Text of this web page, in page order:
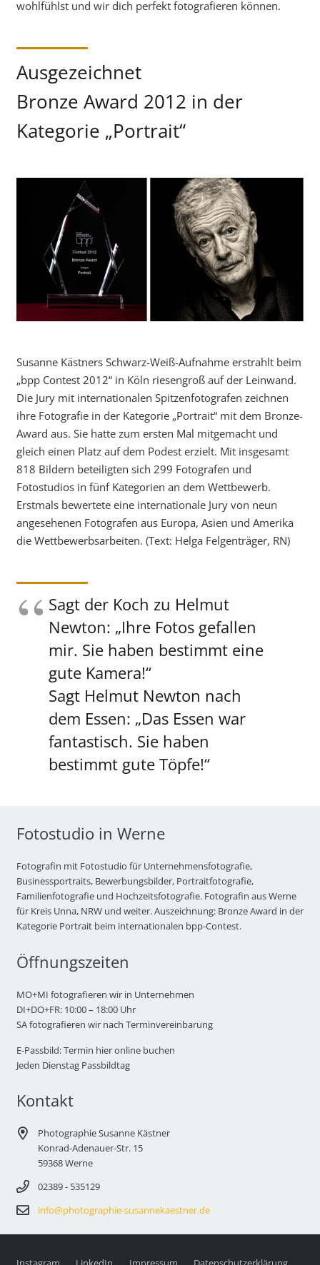
wohlfühlst und wir dich perfekt fotografieren können.
Ausgezeichnet
Bronze Award 2012 in der
Kategorie „Portrait“
Susanne Kästners Schwarz-Weiß-Aufnahme erstrahlt beim
„bpp Contest 2012“ in Köln riesengroß auf der Leinwand.
Die Jury mit internationalen Spitzenfotografen zeichnen
ihre Fotografie in der Kategorie „Portrait“ mit dem Bronze-
Award aus. Sie hatte zum ersten Mal mitgemacht und
gleich einen Platz auf dem Podest erzielt. Mit insgesamt
818 Bildern beteiligten sich 299 Fotografen und
Fotostudios in fünf Kategorien an dem Wettbewerb.
Erstmals bewertete eine internationale Jury von neun
angesehenen Fotografen aus Europa, Asien und Amerika
die Wettbewerbsarbeiten. (Text: Helga Felgenträger, RN)
Sagt der Koch zu Helmut
Newton: „Ihre Fotos gefallen
mir. Sie haben bestimmt eine
gute Kamera!“
Sagt Helmut Newton nach
dem Essen: „Das Essen war
fantastisch. Sie haben
bestimmt gute Töpfe!“
Fotostudio in Werne
Fotografin mit Fotostudio für Unternehmensfotografie,
Businessportraits, Bewerbungsbilder, Portraitfotografie,
Familienfotografie und Hochzeitsfotografie. Fotografin aus Werne
für Kreis Unna, NRW und weiter. Auszeichnung: Bronze Award in der
Kategorie Portrait beim internationalen bpp-Contest.
Öffnungszeiten
MO+MI fotografieren wir in Unternehmen
DI+DO+FR: 10:00 – 18:00 Uhr
SA fotografieren wir nach Terminvereinbarung
E-Passbild: Termin hier online buchen
Jeden Dienstag Passbildtag
Kontakt
Photographie Susanne Kästner
Konrad-Adenauer-Str. 15
59368 Werne
02389 - 535129
info@photographie-susannekaestner.de